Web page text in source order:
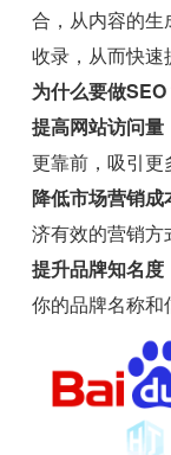
合，从内容的
收录，从而快速
为什么要做SEO
提高网站访问量
更靠前，吸引更
降低市场营销成
济有效的营销方
提升品牌知名度
你的品牌名称和